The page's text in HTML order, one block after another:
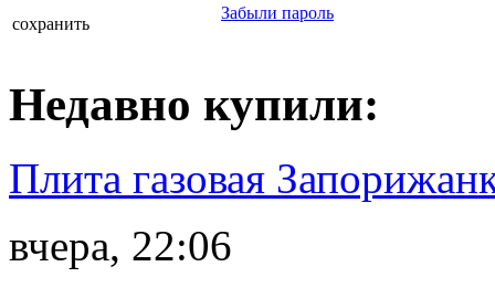
сохранить
Забыли пароль
Недавно купили:
Плита газовая
вчера, 22:06